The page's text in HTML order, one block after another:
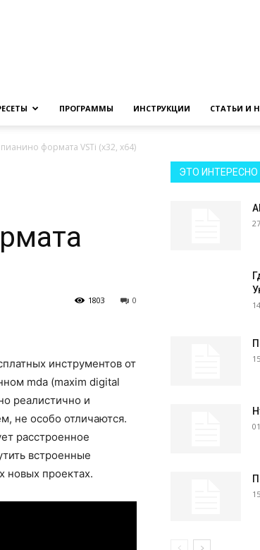
компьютере
ПРОГРАММЫ ИНСТРУКЦИИ СТАТЬИ И
формата VSTi (x32, x64)
0
1803
инструментов от
mda (maxim digital
реалистично и
не особо отличаются.
расстроенное
встроенные
новых проектах.
ЭТО ИНТЕРЕСНО